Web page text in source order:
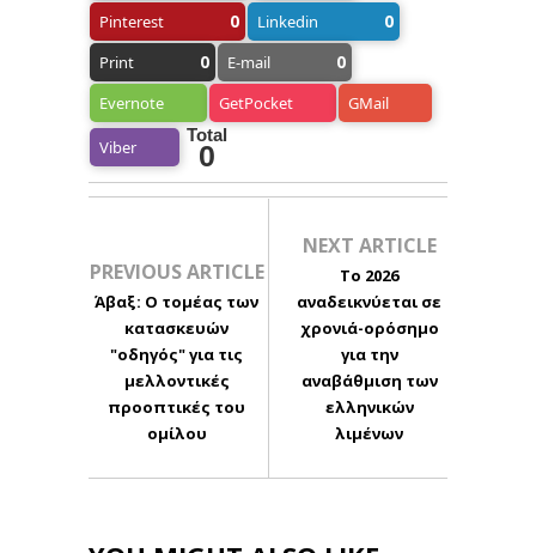
Pinterest
0 Linkedin 0
Print 0 E-mail 0
Evernote GetPocket GMail
Viber
Total
0
PREVIOUS ARTICLE
Άβαξ: Ο τομέας των
κατασκευών
"οδηγός" για τις
μελλοντικές
προοπτικές του
ομίλου
NEXT ARTICLE
Το 2026
αναδεικνύεται σε
χρονιά-ορόσημο
για την
αναβάθμιση των
ελληνικών
λιμένων